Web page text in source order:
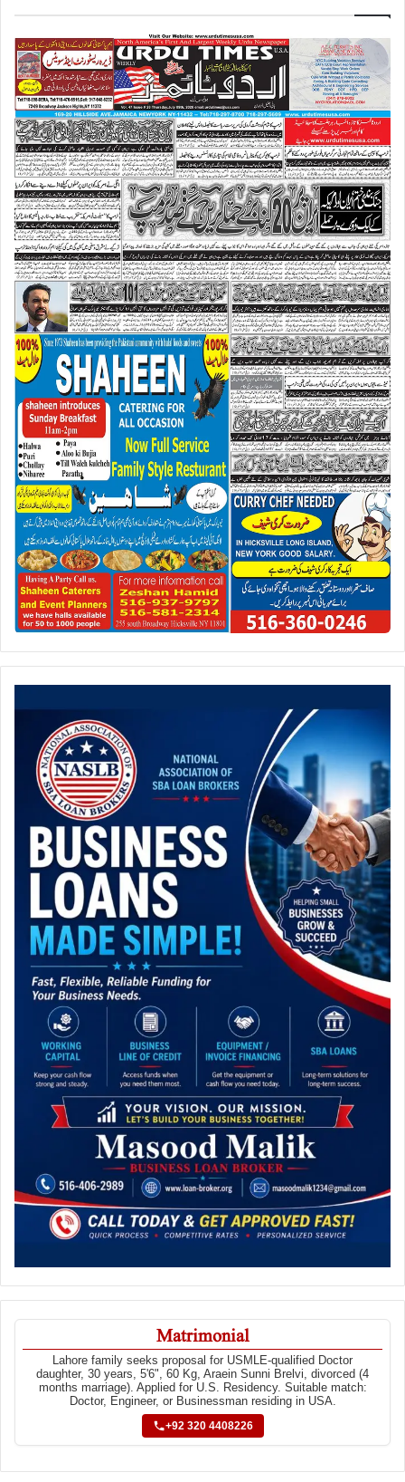
Matrimonial
Lahore family seeks proposal for USMLE-qualified Doctor
daughter, 30 years, 5'6", 60 Kg, Araein Sunni Brelvi, divorced (4
months marriage). Applied for U.S. Residency. Suitable match:
Doctor, Engineer, or Businessman residing in USA.
+92 320 4408226